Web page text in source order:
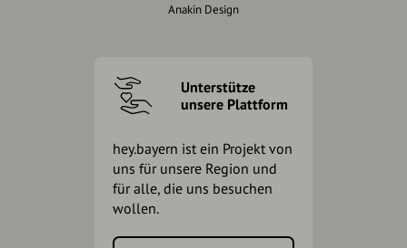
Anakin Design
Unterstütze
unsere Plattform
hey.bayern ist ein Projekt von
uns für unsere Region und
für alle, die uns besuchen
wollen.